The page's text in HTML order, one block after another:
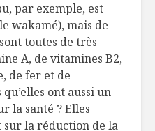
par exemple, est
wakamé), mais de
toutes de très
A, de vitamines B2,
de fer et de
ont aussi un
la santé ? Elles
la réduction de la